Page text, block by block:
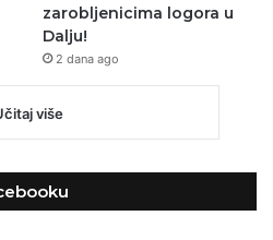
zarobljenicima logora u
Dalju!
2 dana ago
više